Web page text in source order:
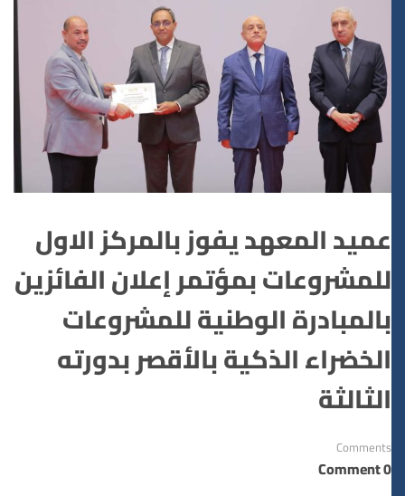
عميد المعهد يفوز بالمركز الاول
للمشروعات بمؤتمر إعلان الفائزين
بالمبادرة الوطنية للمشروعات
الخضراء الذكية بالأقصر بدورته
الثالثة
Comments